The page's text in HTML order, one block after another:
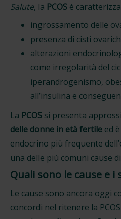
Salute, la PCOS è
ingrossamento delle
presenza di cisti
alterazioni
come irregolarità del
iperandrogenismo,
all’insulina e
La PCOS si presenta
delle donne in età fertile ed
endocrino più frequente
una delle più comuni cause
Quali sono le cause e i
Le cause sono ancora oggi
concordi nel ritenere la